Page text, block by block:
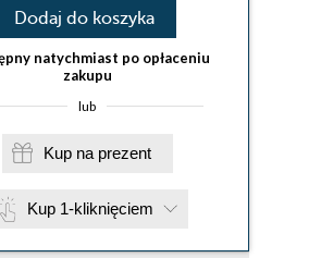
Dodaj do koszyka
natychmiast po opłaceniu
zakupu
lub
Kup na prezent
Kup 1-kliknięciem